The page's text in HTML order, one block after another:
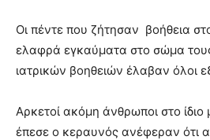
Οι πέντε που ζήτησαν βοήθεια
ελαφρά εγκαύματα στο σώμα
ιατρικών βοηθειών έλαβαν όλοι
Αρκετοί ακόμη άνθρωποι στο
έπεσε ο κεραυνός ανέφεραν ότι